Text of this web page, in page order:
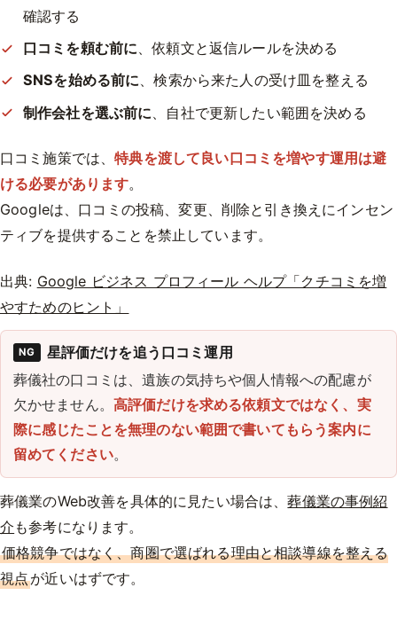
確認する
口コミを頼む前に、依頼文と返信ルールを決める
SNSを始める前に、検索から来た人の受け皿を整える
制作会社を選ぶ前に 、自社で更新したい範囲を決める
口コミ施策では、特典を渡して良い口コミを増やす運用は避
ける必要があります。
Googleは、口コミの投稿、変更、削除と引き換えにインセン
ティブを提供することを禁止しています。
出典: Google ビジネス プロフィール ヘルプ「クチコミを増
やすためのヒント」
NG 星評価だけを追う口コミ運用
葬儀社の口コミは、遺族の気持ちや個人情報への配慮が
欠かせません。 高評価だけを求める依頼文ではなく、実
際に感じたことを無理のない範囲で書いてもらう案内に
留めてください。
葬儀業のWeb改善を具体的に見たい場合は、葬儀業の事例紹
介 も参考になります。
価格競争ではなく、商圏で選ばれる理由と相談導線を整える
視点が近いはずです。